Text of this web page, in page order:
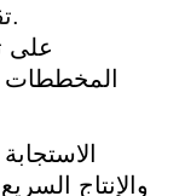
تقديم تخطيطها الحضري المستقبلي.
والإنتاج